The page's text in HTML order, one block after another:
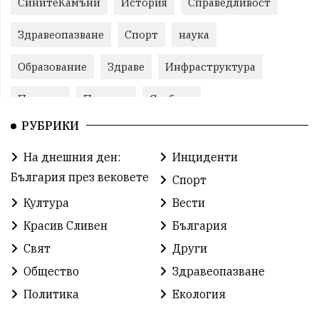
Здравеопазване Спорт наука
Образование Здраве Инфраструктура
Пеевски Протест Свобода
ИвелинМихайлов
Празник ГражданскоОбщество
РадостинВасилев ЛекаАтлетика
ХристоИлиев БългарскоЗемеделие
БългарскиСпорт
ОбщественИнтерес земеделие
РУБРИКИ
На днешния ден:
България през вековете
Инциденти
Спорт
Култура
Вести
Красив Сливен
България
Свят
Други
Общество
Здравеопазване
Политика
Екология